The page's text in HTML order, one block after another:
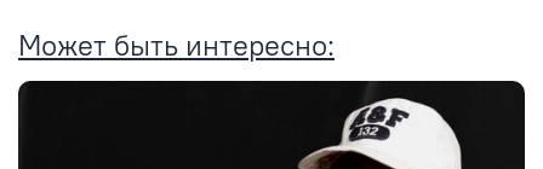
Может быть интересно: